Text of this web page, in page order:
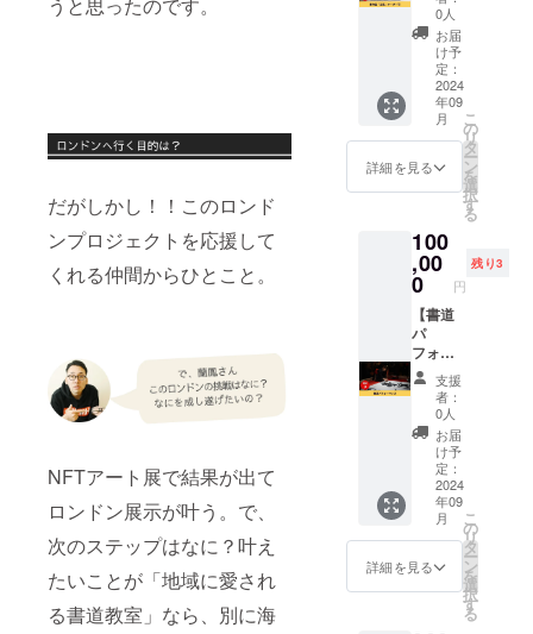
うと思ったのです。
だがしかし！！このロンド
ンプロジェクトを応援して
くれる仲間からひとこと。
NFTアート展で結果が出て
ロンドン展示が叶う。で、
次のステップはなに？叶え
たいことが「地域に愛され
る書道教室」なら、別に海
参加人
数は10
人まで
を想定
してい
ます。
※日程や
参加人
数の相
メール
にて調
整させ
ていた
だきま
す。 ※
有効期
限：
2024年
9月から
1年間
にてご
連絡さ
せてい
ただき
ます。
・地下
足袋を
ダーで
作成す
2024年
12月頃
になり
ます。
※サイズ
は
22.0〜
最大で
29.0ま
でお選
びいた
だけま
す。サ
イズ目
安を選
択肢よ
びくだ
さい。
■サイン
プ開催
のご相
談など
随時承
りま
す。 ※
実働に
かかる
費用は
い。 期
間：
2024年
9月より
1年間で
す。
■Instag
ram
https://
www.in
stagra
m.com/
ranhou
2022/
■Faceb
ook
https://
www.fa
cebook.
『轍』
(2023
年) 解
説：私
たちが
生きて
きた軌
跡。歩
んでき
ている
道にま
た新た
な道が
繋がっ
ていく
様子を
イメー
ジして
描きま
した。
素材：
複製印
刷（額
あり）
サイ
ズ：
52cm×
可】
2023年
NFT
COLLE
CTION
in 大
阪 出
展作品
『五
感』現
物1点も
たは相
当のオ
リジナ
ルオー
ダー作
品をお
届けし
ます。
■書作品
『五
感』
(2023
年) 解
説：考
える
な、感
じろ！
的な
メッ
セージ
0人
お届
け予
定：
2024
年09
月
詳細を見る
こ
の
リ
タ
ー
ン
を
選
択
す
る
100
,00
0 円
残り3
【書道
パ
フォー
マン
ス】 各
種イベ
ントや
パー
ティー
、オー
プニン
グアク
トなど
に最適
な書道
パ
支援
者：
0人
お届
け予
定：
2024
年09
月
詳細を見る
こ
の
リ
タ
ー
ン
を
選
択
す
る